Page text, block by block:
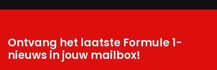
Ontvang het laatste Formule 1-
nieuws in jouw mailbox!